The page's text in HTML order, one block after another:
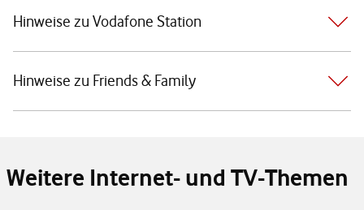
Hinweise zu Vodafone Station
Hinweise zu Friends & Family
Weitere Internet- und TV-Themen